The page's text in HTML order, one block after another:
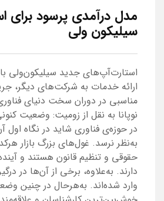
مدل درآمدی پرسود برای
سیلیکون ولی
استارت‌آپ‌های جدید سیلیکون‌ولی
ارائه‌ خدمات به شرکت‌های دیگر،
مناسبی در دوران سخت دنیای
نوپانا به نقل از زومیت: وضعیت
در حوزه‌ی فناوری شاید در نگاه
به‌نظر نرسد. غول‌های بزرگ بازار
حقوقی و تنظیم‌ قانون هستند و
دارند. به‌علاوه، برخی از آن‌ها در
وارد شده‌اند. به‌هرحال در چنین